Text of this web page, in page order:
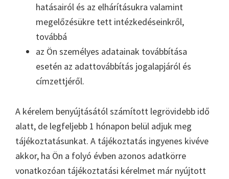
hatásairól és az elhárításukra valamint
megelőzésükre tett intézkedéseinkről,
továbbá
az Ön személyes adatainak továbbítása
esetén az adattovábbítás jogalapjáról és
címzettjéről.
A kérelem benyújtásától számított legrövidebb idő
alatt, de legfeljebb 1 hónapon belül adjuk meg
tájékoztatásunkat. A tájékoztatás ingyenes kivéve
akkor, ha Ön a folyó évben azonos adatkörre
vonatkozóan tájékoztatási kérelmet már nyújtott